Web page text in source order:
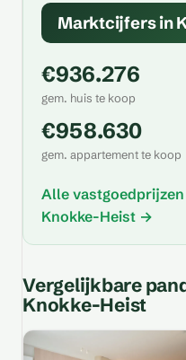
Marktcijfers in
€936.276
gem. huis te koop
€958.630
gem. appartement te koop
Alle
Knokke-Heist →
Vergelijkbare
Knokke-Heist